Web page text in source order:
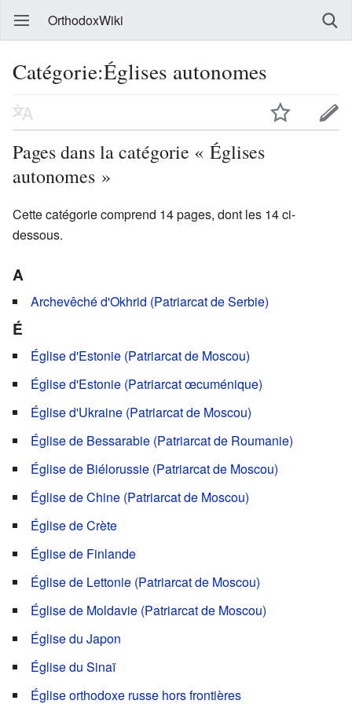
OrthodoxWiki
Catégorie:Églises autonomes
Pages dans la catégorie « Églises
autonomes »
Cette catégorie comprend 14 pages, dont les 14 ci-
dessous.
A
Archevêché d'Okhrid (Patriarcat de Serbie)
É
Église d'Estonie (Patriarcat de Moscou)
Église d'Estonie (Patriarcat œcuménique)
Église d'Ukraine (Patriarcat de Moscou)
Église de Bessarabie (Patriarcat de Roumanie)
Église de Biélorussie (Patriarcat de Moscou)
Église de Chine (Patriarcat de Moscou)
Église de Crète
Église de Finlande
Église de Lettonie (Patriarcat de Moscou)
Église de Moldavie (Patriarcat de Moscou)
Église du Japon
Église du Sinaï
Église orthodoxe russe hors frontières